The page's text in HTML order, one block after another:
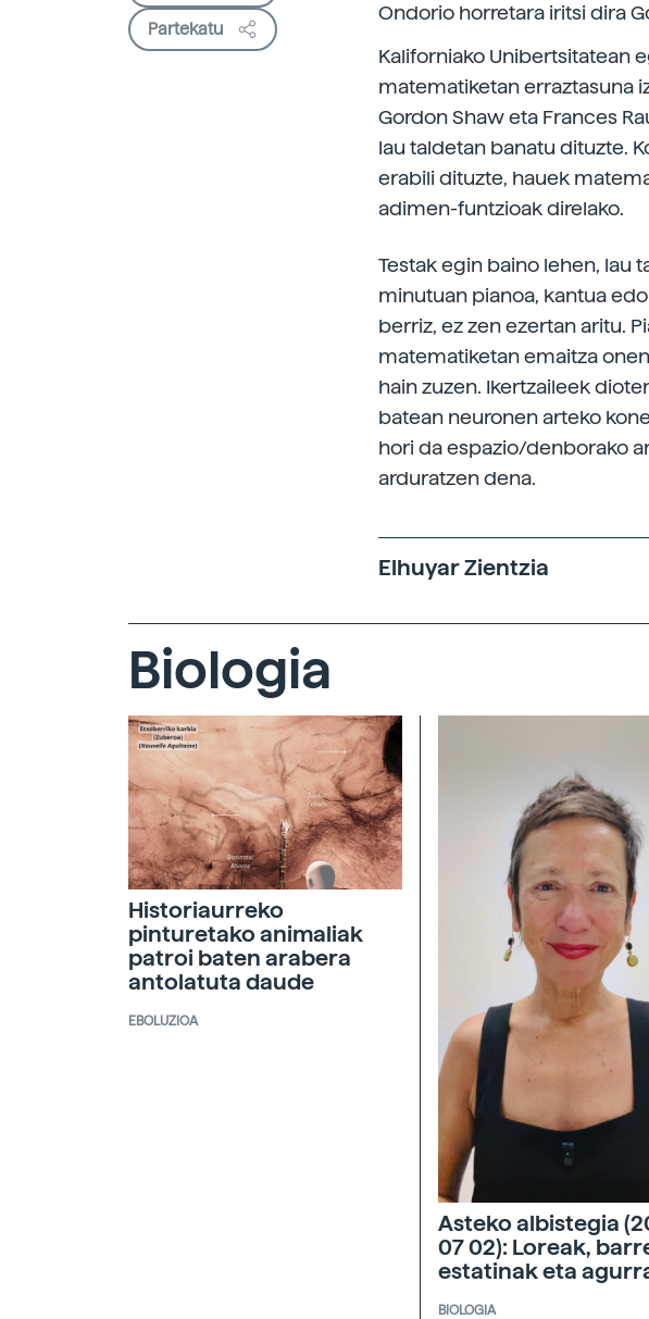
Partekatu
Ondorio horretara iritsi dira
Kaliforniako Unibertsitatean
matematiketan erraztasuna
Gordon Shaw eta Frances
lau taldetan banatu dituzte.
erabili dituzte, hauek
adimen-funtzioak direlako.
Testak egin baino lehen, lau
minutuan pianoa, kantua
berriz, ez zen ezertan aritu.
matematiketan emaitza
hain zuzen. Ikertzaileek
batean neuronen arteko
hori da espazio/denborako
arduratzen dena.
Elhuyar Zientzia
Biologia
Historiaurreko
pinturetako animaliak
patroi baten arabera
antolatuta daude
EBOLUZIOA
Asteko albistegia
07 02): Loreak,
estatinak eta
BIOLOGIA